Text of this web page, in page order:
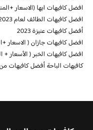
افضل كافيهات ابها (الاسعار
افضل كافيهات الطائف لعام 2023
أفضل كافيهات عنيزة 2023
افضل كافيهات جازان ( الاسعار
افضل كافيهات الخبر ( الأسعار +
كافيهات الباحة أفضل كافيهات